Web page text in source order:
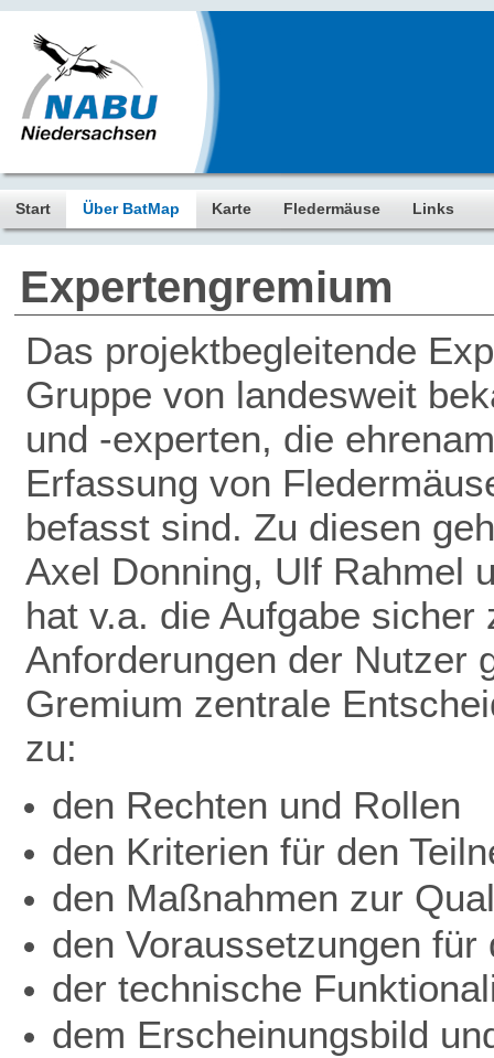
Start Über BatMap Karte Fledermäuse Links
Expertengremium
Das projektbegleitende
Gruppe von landesweit
und -experten, die
Erfassung von
befasst sind. Zu diesen
Axel Donning, Ulf Rahmel
hat v.a. die Aufgabe
Anforderungen der Nutzer
Gremium zentrale
zu:
den Rechten und Rollen
den Kriterien für den
den Maßnahmen zur
den Voraussetzungen
der technische
dem Erscheinungsbild